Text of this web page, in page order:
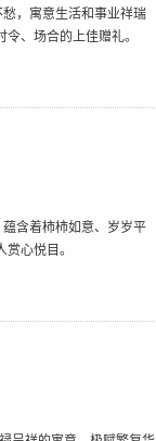
，寓意生活和事业祥瑞
、场合的上佳赠礼。
含着柿柿如意、岁岁平
心悦目。